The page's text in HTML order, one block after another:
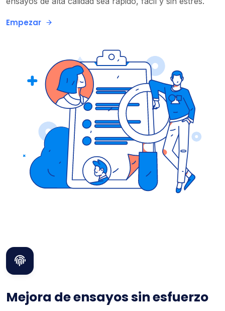
Empezar
Mejora de ensayos sin esfuerzo